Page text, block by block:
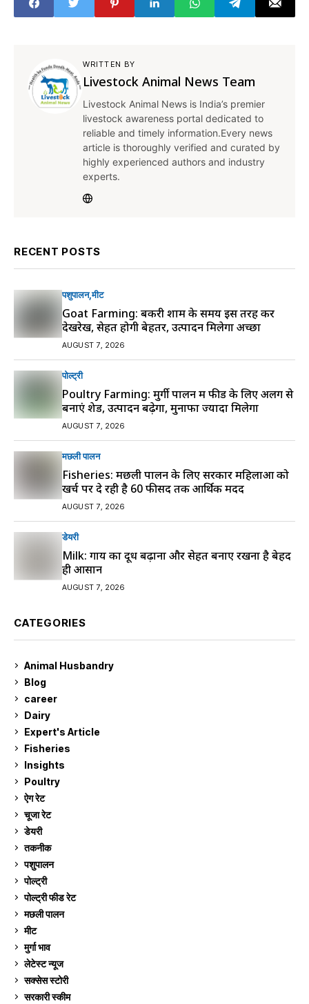
WRITTEN BY
Livestock Animal News Team
Livestock Animal News is India’s premier
livestock awareness portal dedicated to
reliable and timely information.Every news
article is thoroughly verified and curated by
highly experienced authors and industry
experts.
RECENT POSTS
पशुपालन मीट
Goat Farming: बकरी शाम के समय इस तरह करें
देखरेख, सेहत होगी बेहतर, उत्पादन मिलेगा अच्छा
AUGUST 7, 2026
पोल्ट्री
Poultry Farming: मुर्गी पालन में फीड के लिए अलग से
बनाएं शेड, उत्पादन बढ़ेगा, मुनाफा ज्यादा मिलेगा
AUGUST 7, 2026
मछली पालन
Fisheries: मछली पालन के लिए सरकार महिलाओं को
खर्च पर दे रही है 60 फीसद तक आर्थिक मदद
AUGUST 7, 2026
डेयरी
Milk: गाय का दूध बढ़ाना और सेहत बनाए रखना है बेहद
ही आसान
AUGUST 7, 2026
CATEGORIES
Animal Husbandry
Blog
career
Dairy
Expert's Article
Fisheries
Insights
Poultry
ऐग रेट
चूजा रेट
डेयरी
तकनीक
पशुपालन
पोल्ट्री
पोल्ट्री फीड रेट
मछली पालन
मीट
मुर्गा भाव
लेटेस्ट न्यूज
सक्सेस स्टो‍री
सरकारी स्की‍म